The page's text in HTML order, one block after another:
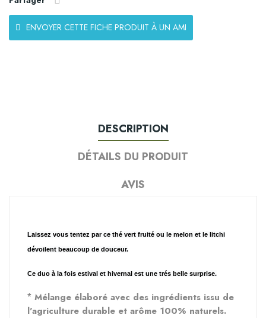
ENVOYER CETTE FICHE PRODUIT À UN AMI
DESCRIPTION
DÉTAILS DU PRODUIT
AVIS
Laissez vous tentez par ce thé vert fruité ou le melon et le litchi
dévoilent beaucoup de douceur.
Ce duo à la fois estival et hivernal est une trés belle surprise.
* Mélange élaboré avec des ingrédients issu de
l'agriculture durable et arôme 100% naturels.